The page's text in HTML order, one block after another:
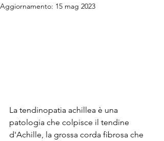
Aggiornamento: 15 mag 2023
La tendinopatia achillea è una
patologia che colpisce il tendine
d'Achille, la grossa corda fibrosa che